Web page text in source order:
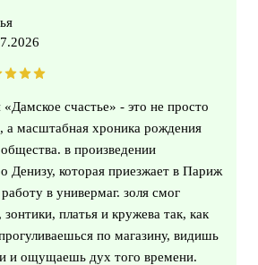
счастье» - это не просто
а масштабная хроника рождения
в произведении
Денизу, которая приезжает в Париж
в универмаг. золя смог
зонтики, платья и кружева так, как
по магазину, видишь
и ощущаешь дух того времени.